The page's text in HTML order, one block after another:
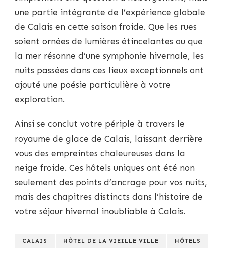
une partie intégrante de l’expérience globale
de Calais en cette saison froide. Que les rues
soient ornées de lumières étincelantes ou que
la mer résonne d’une symphonie hivernale, les
nuits passées dans ces lieux exceptionnels ont
ajouté une poésie particulière à votre
exploration.
Ainsi se conclut votre périple à travers le
royaume de glace de Calais, laissant derrière
vous des empreintes chaleureuses dans la
neige froide. Ces hôtels uniques ont été non
seulement des points d’ancrage pour vos nuits,
mais des chapitres distincts dans l’histoire de
votre séjour hivernal inoubliable à Calais.
CALAIS HÔTEL DE LA VIEILLE VILLE HÔTELS